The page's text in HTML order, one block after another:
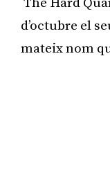
d’octubre el
mateix nom